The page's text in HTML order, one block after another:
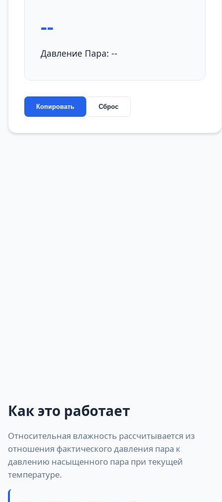
--
Давление Пара: --
Копировать Сброс
Как это работает
Относительная влажность рассчитывается из
отношения фактического давления пара к
давлению насыщенного пара при текущей
температуре.